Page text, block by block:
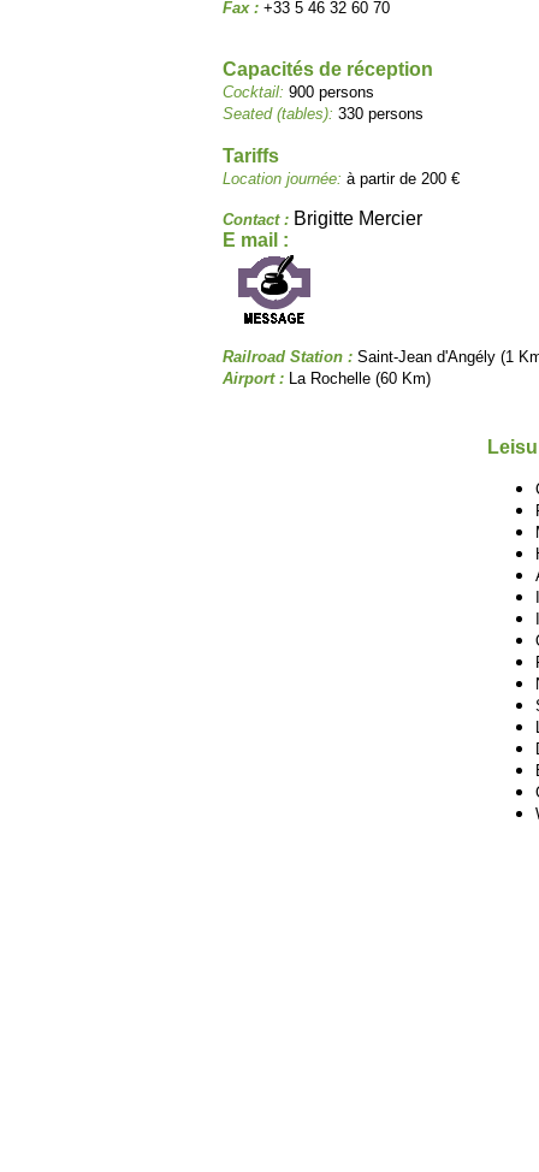
Fax : +33 5 46 32 60 70
Capacités de réception
Cocktail: 900 persons
Seated (tables): 330 persons
Tariffs
Location journée: à partir de 200 €
Contact : Brigitte Mercier
E mail :
Railroad Station : Saint-Jean d'Angély (1
Airport : La Rochelle (60 Km)